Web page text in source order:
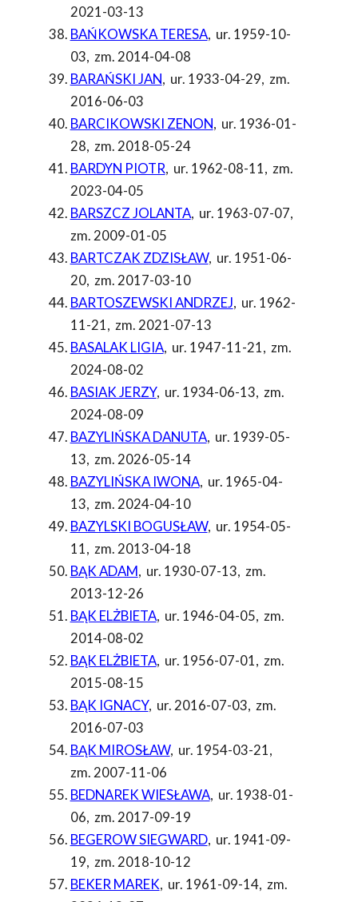
2021-03-13
BAŃKOWSKA TERESA, ur. 1959-10-
03, zm. 2014-04-08
BARAŃSKI JAN, ur. 1933-04-29, zm.
2016-06-03
BARCIKOWSKI ZENON, ur. 1936-01-
28, zm. 2018-05-24
BARDYN PIOTR, ur. 1962-08-11, zm.
2023-04-05
BARSZCZ JOLANTA, ur. 1963-07-07,
zm. 2009-01-05
BARTCZAK ZDZISŁAW, ur. 1951-06-
20, zm. 2017-03-10
BARTOSZEWSKI ANDRZEJ, ur. 1962-
11-21, zm. 2021-07-13
BASALAK LIGIA, ur. 1947-11-21, zm.
2024-08-02
BASIAK JERZY, ur. 1934-06-13, zm.
2024-08-09
BAZYLIŃSKA DANUTA, ur. 1939-05-
13, zm. 2026-05-14
BAZYLIŃSKA IWONA, ur. 1965-04-
13, zm. 2024-04-10
BAZYLSKI BOGUSŁAW, ur. 1954-05-
11, zm. 2013-04-18
BĄK ADAM, ur. 1930-07-13, zm.
2013-12-26
BĄK ELŻBIETA, ur. 1946-04-05, zm.
2014-08-02
BĄK ELŻBIETA, ur. 1956-07-01, zm.
2015-08-15
BĄK IGNACY, ur. 2016-07-03, zm.
2016-07-03
BĄK MIROSŁAW, ur. 1954-03-21,
zm. 2007-11-06
BEDNAREK WIESŁAWA, ur. 1938-01-
06, zm. 2017-09-19
BEGEROW SIEGWARD, ur. 1941-09-
19, zm. 2018-10-12
BEKER MAREK, ur. 1961-09-14, zm.